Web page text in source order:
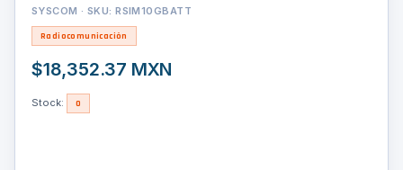
ACTIVACIÓN AUTOMATICA POR PANEL (SIN HUMANOS)
SYSCOM · SKU: RSIM10GBATT
Radiocomunicación
$18,352.37 MXN
Stock: 0